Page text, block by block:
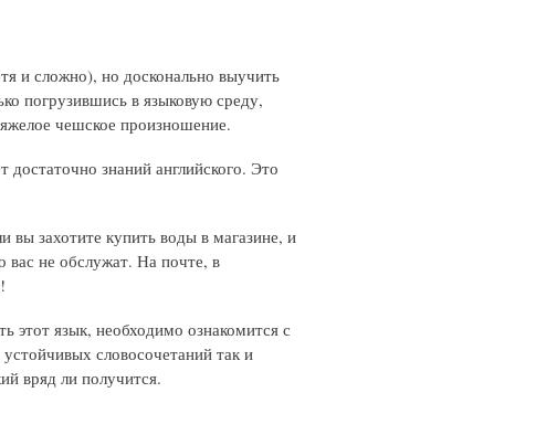
и сложно), но досконально выучить
погрузившись в языковую среду,
чешское произношение.
знаний английского. Это
вы захотите купить воды в магазине, и
вас не обслужат. На почте, в
этот язык, необходимо ознакомится с
словосочетаний так и
вряд ли получится.